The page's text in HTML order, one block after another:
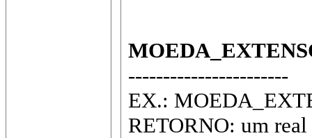
-----------------------
EX.:
RETORNO: um